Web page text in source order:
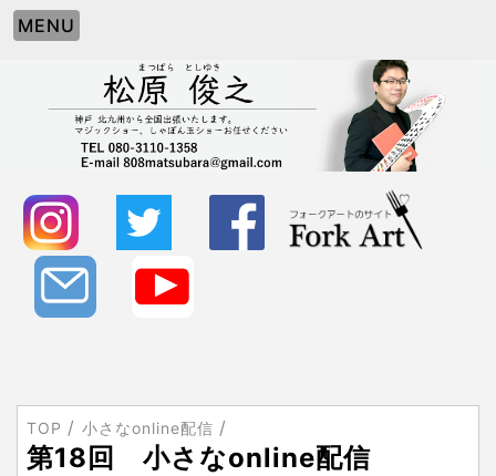
MENU
TOP 小さなonline配信
第18回 小さなonline配信